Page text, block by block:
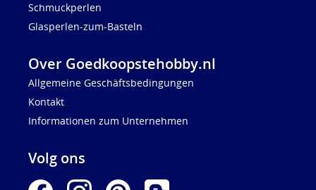
Schmuckperlen
Glasperlen-zum-Basteln
Over Goedkoopstehobby.nl
Allgemeine Geschäftsbedingungen
Kontakt
Informationen zum Unternehmen
Volg ons